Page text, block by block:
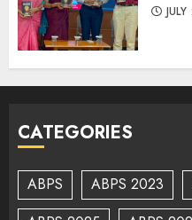
CATEGORIES
ABPS ABPS 2023